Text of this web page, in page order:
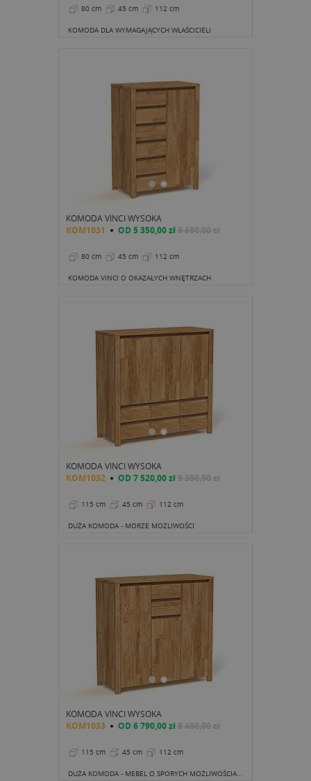
80 cm 45 cm 112 cm
KOMODA DLA WYMAGAJĄCYCH WŁAŚCICIELI
KOMODA VINCI WYSOKA
KOM1031 OD 5 350,00 zł6 680,00 zł
80 cm 45 cm 112 cm
KOMODA VINCI O OKAZAŁYCH WNĘTRZACH
KOMODA VINCI WYSOKA
KOM1032 OD 7 520,00 zł9 390,00 zł
115 cm 45 cm 112 cm
DUŻA KOMODA - MORZE MOŻLIWOŚCI
KOMODA VINCI WYSOKA
KOM1033 OD 6 790,00 zł8 480,00 zł
115 cm 45 cm 112 cm
DUŻA KOMODA - MEBEL O SPORYCH MOŻLIWOŚCIACH